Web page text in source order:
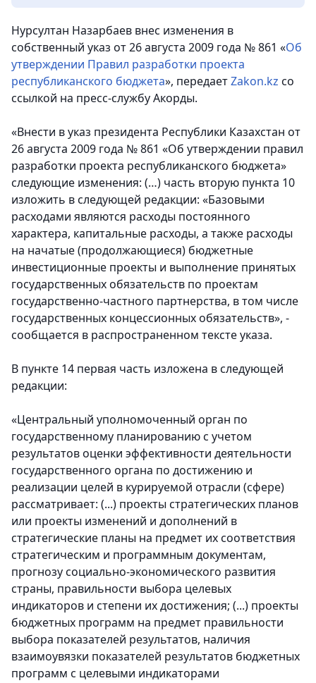
Нурсултан Назарбаев внес изменения в
собственный указ от 26 августа 2009 года № 861 «Об
утверждении Правил разработки проекта
республиканского бюджета», передаетZakon.kz со
ссылкой на пресс-службу Акорды.
«Внести в указ президента Республики Казахстан от
26 августа 2009 года № 861 «Об утверждении правил
разработки проекта республиканского бюджета»
следующие изменения: (…) часть вторую пункта 10
изложить в следующей редакции: «Базовыми
расходами являются расходы постоянного
характера, капитальные расходы, а также расходы
на начатые (продолжающиеся) бюджетные
инвестиционные проекты и выполнение принятых
государственных обязательств по проектам
государственно-частного партнерства, в том числе
государственных концессионных обязательств», -
сообщается в распространенном тексте указа.
В пункте 14 первая часть изложена в следующей
редакции:
«Центральный уполномоченный орган по
государственному планированию с учетом
результатов оценки эффективности деятельности
государственного органа по достижению и
реализации целей в курируемой отрасли (сфере)
рассматривает: (...) проекты стратегических планов
или проекты изменений и дополнений в
стратегические планы на предмет их соответствия
стратегическим и программным документам,
прогнозу социально-экономического развития
страны, правильности выбора целевых
индикаторов и степени их достижения; (...) проекты
бюджетных программ на предмет правильности
выбора показателей результатов, наличия
взаимоувязки показателей результатов бюджетных
программ с целевыми индикаторами